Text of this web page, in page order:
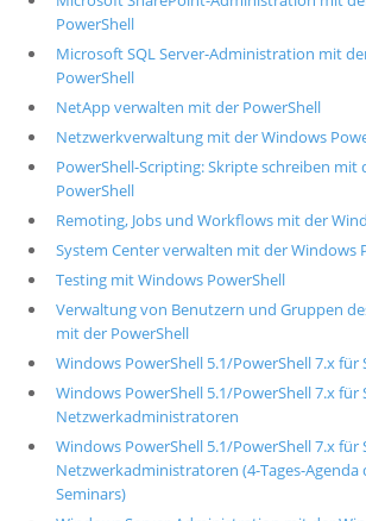
PowerShell
Microsoft SQL Server-Administration mit
PowerShell
NetApp verwalten mit der PowerShell
Netzwerkverwaltung mit der Windows
PowerShell-Scripting: Skripte schreiben mit
PowerShell
Remoting, Jobs und Workflows mit der
System Center verwalten mit der Windows
Testing mit Windows PowerShell
Verwaltung von Benutzern und Gruppen
mit der PowerShell
Windows PowerShell 5.1/PowerShell 7.x
Windows PowerShell 5.1/PowerShell 7.x für
Netzwerkadministratoren
Windows PowerShell 5.1/PowerShell 7.x für
Netzwerkadministratoren (4-Tages-Agenda
Seminars)